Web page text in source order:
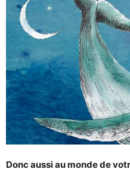
Donc aussi au monde de